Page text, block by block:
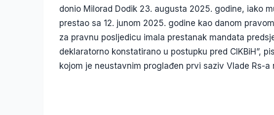
donio Milorad Dodik 23. augusta 2025. godine, iako
prestao sa 12. junom 2025. godine kao danom
za pravnu posljedicu imala prestanak mandata
deklaratorno konstatirano u postupku pred CIKBiH”,
kojom je neustavnim proglađen prvi saziv Vlade Rs-a